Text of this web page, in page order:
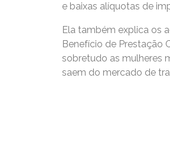
e baixas alíquotas de
Ela também explica os
Benefício de Prestação
sobretudo as mulheres
saem do mercado de